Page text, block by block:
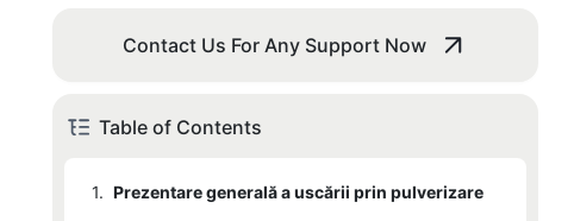
Contact Us For Any Support Now
Table of Contents
1. Prezentare generală a uscării prin pulverizare